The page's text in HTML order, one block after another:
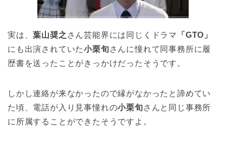
実は、葉山奨之 さん芸能界には同じくドラマ
「GTO」
にも出演されていた小栗旬さんに憧れて同事務所に履
歴書を送ったことがきっかけだったそうです。
しかし連絡が来なかったので縁がなかったと諦めてい
た頃、電話が入り見事憧れの小栗旬さんと同じ事務所
に所属することができたそうですよ。